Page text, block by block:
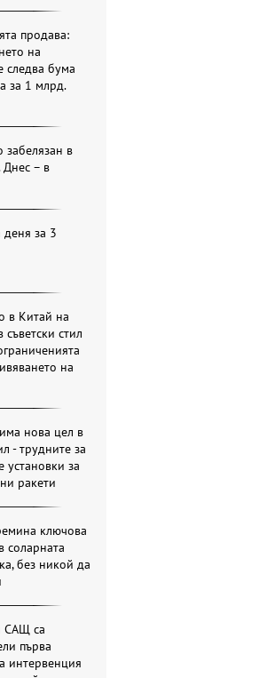
продава:
на
следва бума
за 1 млрд.
забелязан в
– в
за 3
в Китай на
стил
на
нова цел в
- трудните за
установки за
ракети
ключова
соларната
без никой да
САЩ са
първа
интервенция